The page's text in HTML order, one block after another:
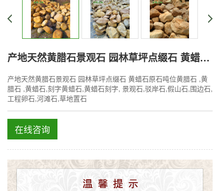
产地天然黄腊石景观石 园林草坪点缀石 黄蜡石原石
产地天然黄腊石景观石 园林草坪点缀石 黄蜡石原石吨位黄腊石 ,黄
腊石 ,黄蜡石,刻字黄蜡石,黄蜡石刻字, 景观石,驳岸石,假山石,围边石,
工程卵石,河滩石,草地置石
在线咨询